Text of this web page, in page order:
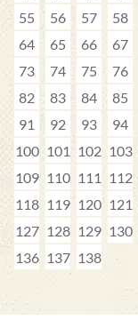
55
56 57 58
64
65 66 67
73
74 75 76
82
83 84 85
91
92 93 94
100 101 102 103
109 110 111 112
118 119 120 121
127 128 129 130
136 137 138